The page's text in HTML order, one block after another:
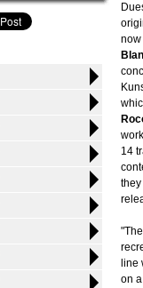
14
line
on